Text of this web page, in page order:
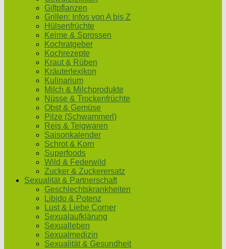
Giftpflanzen
Grillen: Infos von A bis Z
Hülsenfrüchte
Keime & Sprossen
Kochratgeber
Kochrezepte
Kraut & Rüben
Kräuterlexikon
Kulinarium
Milch & Milchprodukte
Nüsse & Trockenfrüchte
Obst & Gemüse
Pilze (Schwammerl)
Reis & Teigwaren
Saisonkalender
Schrot & Korn
Superfoods
Wild & Federwild
Zucker & Zuckerersatz
Sexualität & Partnerschaft
Geschlechtskrankheiten
Libido & Potenz
Lust & Liebe Corner
Sexualaufklärung
Sexualleben
Sexualmedizin
Sexualität & Gesundheit